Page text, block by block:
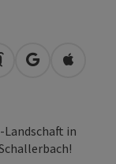
mit
in Google
in
in